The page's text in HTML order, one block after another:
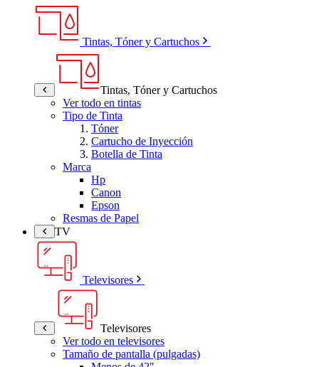
Tintas, Tóner y Cartuchos
Tintas, Tóner y Cartuchos
Ver todo en tintas
Tipo de Tinta
Tóner
Cartucho de Inyección
Botella de Tinta
Marca
Hp
Canon
Epson
Resmas de Papel
TV
Televisores
Televisores
Ver todo en televisores
Tamaño de pantalla (pulgadas)